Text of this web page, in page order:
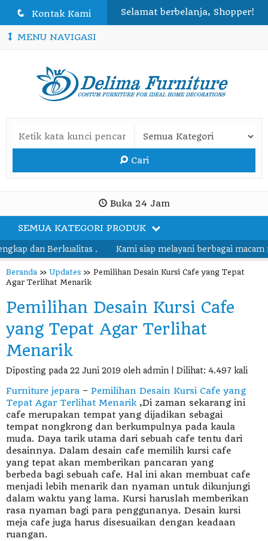
q Kontak Kami Selamat berbelanja, Shopper!
MENU NAVIGASI
Cari
Buka 24 Jam
SEMUA KATEGORI PRODUK
Berkualitas . Kami siap melayani berbagai macam
Beranda » Updates » Pemilihan Desain Kursi Cafe yang Tepat
Agar Terlihat Menarik
Pemilihan Desain Kursi Cafe
yang Tepat Agar Terlihat
Menarik
Diposting pada 22 Juni 2019 oleh admin | Dilihat: 4.497 kali
Furniture jepara – Pemilihan Desain Kursi Cafe yang
Tepat Agar Terlihat Menarik,Di zaman sekarang ini
cafe merupakan tempat yang dijadikan sebagai
tempat nongkrong dan berkumpulnya pada kaula
muda. Daya tarik utama dari sebuah cafe tentu dari
desainnya. Dalam desain cafe memilih kursi cafe
yang tepat akan memberikan pancaran yang
berbeda bagi sebuah cafe. Hal ini akan membuat cafe
menjadi lebih menarik dan nyaman untuk dikunjungi
dalam waktu yang lama. Kursi haruslah memberikan
rasa nyaman bagi para penggunanya. Desain kursi
meja cafe juga harus disesuaikan dengan keadaan
ruangan.